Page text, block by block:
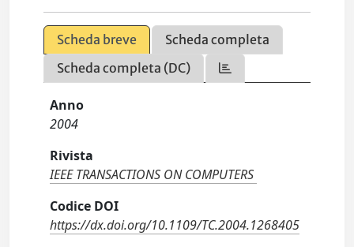
Scheda breve
Scheda completa
Scheda completa (DC)
Anno
2004
Rivista
IEEE TRANSACTIONS ON COMPUTERS
Codice DOI
https://dx.doi.org/10.1109/TC.2004.1268405